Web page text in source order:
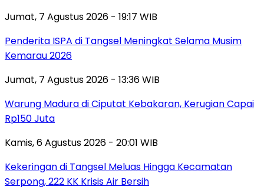
Jumat, 7 Agustus 2026 - 19:17 WIB
Penderita ISPA di Tangsel Meningkat Selama Musim
Kemarau 2026
Jumat, 7 Agustus 2026 - 13:36 WIB
Warung Madura di Ciputat Kebakaran, Kerugian Capai
Rp150 Juta
Kamis, 6 Agustus 2026 - 20:01 WIB
Kekeringan di Tangsel Meluas Hingga Kecamatan
Serpong, 222 KK Krisis Air Bersih